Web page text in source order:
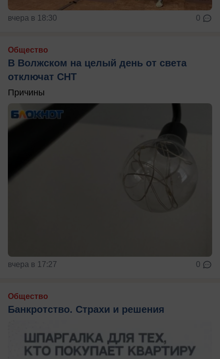
вчера в 18:30 0
Общество
В Волжском на целый день от света
отключат СНТ
Причины
вчера в 17:27 0
Общество
Банкротство. Страхи и решения